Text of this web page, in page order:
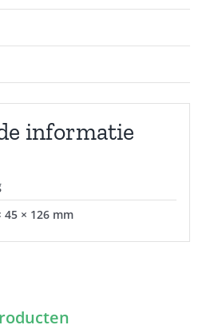
informatie
45 × 126 mm